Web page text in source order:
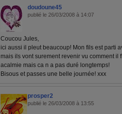
doudoune45
publié le 26/03/2008 à 14:07
Coucou Jules,
ici aussi il pleut beaucoup! Mon fils est parti
mais ils vont surement revenir vu comment il
acalmie mais ca n a pas duré longtemps!
Bisous et passes une belle journée! xxx
prosper2
publié le 26/03/2008 à 13:55